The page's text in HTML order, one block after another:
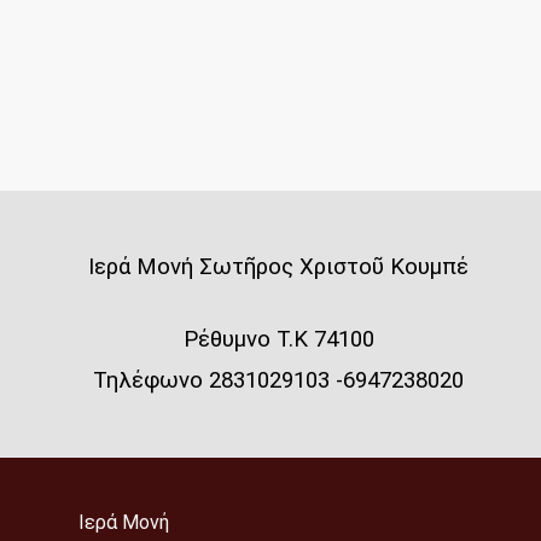
Iερά Μονή Σωτῆρος Χριστοῦ Κουμπέ
Ρέθυμνο Τ.Κ 74100
Τηλέφωνο 2831029103 -6947238020
Ιερά Μονή